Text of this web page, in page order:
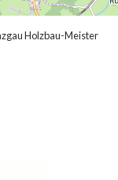
Holzbau-Meister